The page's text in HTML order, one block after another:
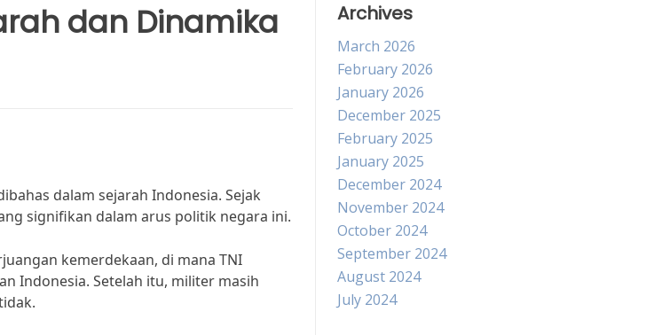
dan Dinamika
dalam sejarah Indonesia. Sejak
signifikan dalam arus politik negara ini.
kemerdekaan, di mana TNI
Indonesia. Setelah itu, militer masih
Archives
March 2026
February 2026
January 2026
December 2025
February 2025
January 2025
December 2024
November 2024
October 2024
September 2024
August 2024
July 2024